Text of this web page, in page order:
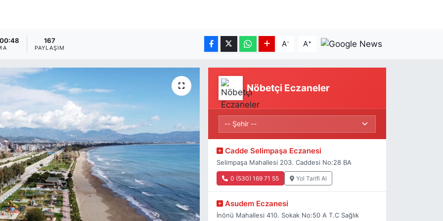
167
PAYLAŞIM A- A+
Nöbetçi Eczaneler
Cadde Selimpaşa Eczanesi
Selimpaşa Mahallesi 203. Caddesi No:28 BA
0 (530) 169 71 55 Yol Tarifi Al
Asudem Eczanesi
İnönü Mahallesi 410. Sokak No:50 A T.C Sağlık